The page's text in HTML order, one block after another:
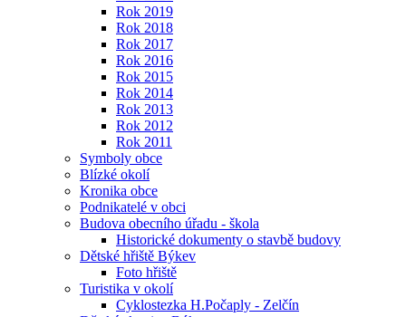
Rok 2019
Rok 2018
Rok 2017
Rok 2016
Rok 2015
Rok 2014
Rok 2013
Rok 2012
Rok 2011
Symboly obce
Blízké okolí
Kronika obce
Podnikatelé v obci
Budova obecního úřadu - škola
Historické dokumenty o stavbě budovy
Dětské hřiště Býkev
Foto hřiště
Turistika v okolí
Cyklostezka H.Počaply - Zelčín